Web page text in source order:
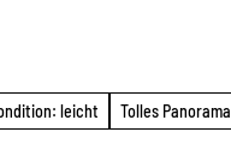
leicht Tolles Panorama